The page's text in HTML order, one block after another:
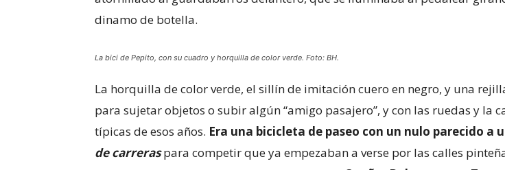
dinamo de botella.
La bici de Pepito, con su cuadro y horquilla de color verde. Foto: BH.
La horquilla de color verde, el sillín de imitación cuero en negro, y una
para sujetar objetos o subir algún “amigo pasajero”, y con las ruedas y la
típicas de esos años. Era una bicicleta de paseo con un nulo parecido a
de carreraspara competir que ya empezaban a verse por las calles